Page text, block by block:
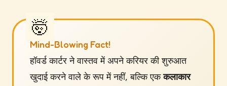
Mind-Blowing Fact!
हॉवर्ड कार्टर ने वास्तव में अपने करियर की शुरुआत
खुदाई करने वाले के रूप में नहीं, बल्कि एककलाकार